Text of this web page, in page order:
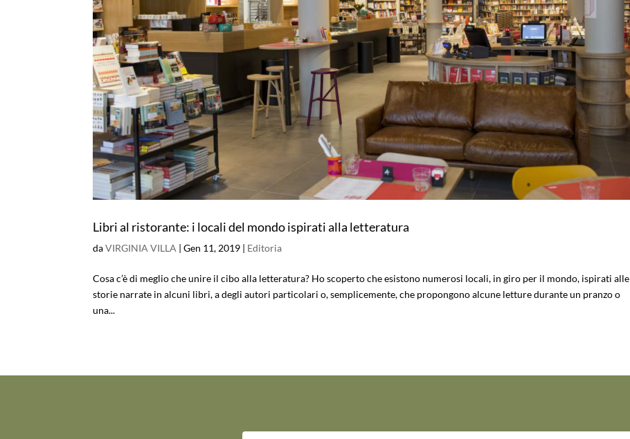
Libri al ristorante: i locali del mondo ispirati alla letteratura
daVIRGINIA VILLA |Gen 11, 2019 | Editoria
Cosa c’è di meglio che unire il cibo alla letteratura? Ho scoperto che esistono numerosi locali, in giro per il mondo, ispirati alle
storie narrate in alcuni libri, a degli autori particolari o, semplicemente, che propongono alcune letture durante un pranzo o
una...